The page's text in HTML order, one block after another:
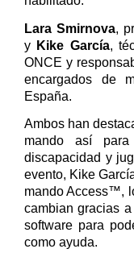
Lara Smirnova,
y Kike García,
ONCE y
encargados de
España.
Ambos han
mando así
discapacidad y
evento, Kike
mando Access™,
cambian gracias
software para
como ayuda.